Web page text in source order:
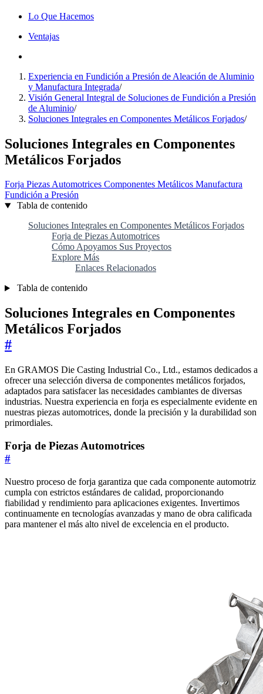
Lo Que Hacemos
Ventajas
Experiencia en Fundición a Presión de Aleación de Aluminio
y Manufactura Integrada/
Visión General Integral de Soluciones de Fundición a Presión
de Aluminio/
Soluciones Integrales en Componentes Metálicos Forjados/
Soluciones Integrales en Componentes
Metálicos Forjados
Forja Piezas Automotrices Componentes Metálicos Manufactura
Fundición a Presión
Tabla de contenido
Soluciones Integrales en Componentes Metálicos Forjados
Forja de Piezas Automotrices
Cómo Apoyamos Sus Proyectos
Explore Más
Enlaces Relacionados
Tabla de contenido
Soluciones Integrales en Componentes
Metálicos Forjados
#
En GRAMOS Die Casting Industrial Co., Ltd., estamos dedicados a
ofrecer una selección diversa de componentes metálicos forjados,
adaptados para satisfacer las necesidades cambiantes de diversas
industrias. Nuestra experiencia en forja es especialmente evidente en
nuestras piezas automotrices, donde la precisión y la durabilidad son
primordiales.
Forja de Piezas Automotrices
#
Nuestro proceso de forja garantiza que cada componente automotriz
cumpla con estrictos estándares de calidad, proporcionando
fiabilidad y rendimiento para aplicaciones exigentes. Invertimos
continuamente en tecnologías avanzadas y mano de obra calificada
para mantener el más alto nivel de excelencia en el producto.